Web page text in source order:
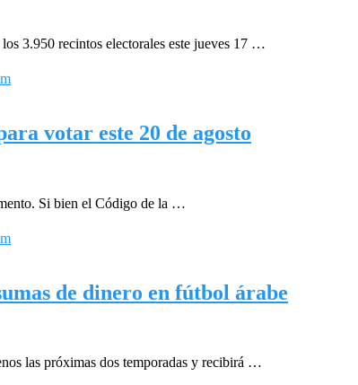
3.950 recintos electorales este jueves 17 …
votar este 20 de agosto
Si bien el Código de la …
de dinero en fútbol árabe
las próximas dos temporadas y recibirá …